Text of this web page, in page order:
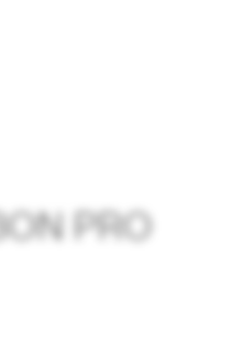
PRO